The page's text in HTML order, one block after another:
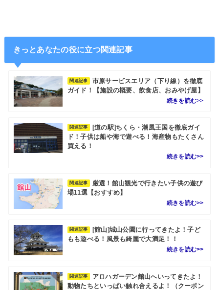
きっとあなたの役に立つ関連記事
関連記事
市原サービスエリア（下り線）を徹底
ガイド！【施設の概要、飲食店、おみやげ屋】
関連記事
[道の駅]ちくら・潮風王国を徹底ガイ
ド！子供は船や海で遊べる！海産物もたくさん
買える！
関連記事
厳選！館山観光で行きたい子供の遊び
場11選【おすすめ】
関連記事
[館山]城山公園に行ってきたよ！子ど
もも遊べる！風景も綺麗で大満足！！
関連記事
アロハガーデン館山へいってきたよ！
動物たちといっぱい触れ合えるよ！（クーポン